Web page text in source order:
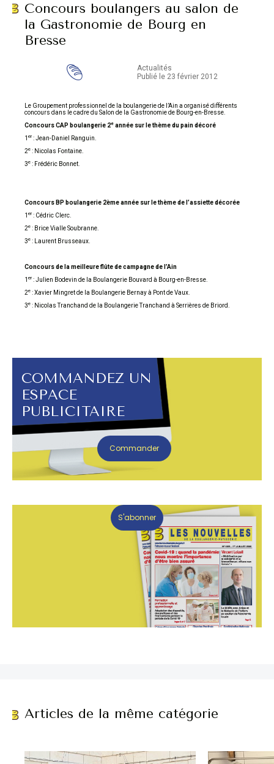
Concours boulangers au salon de
la Gastronomie de Bourg en
Bresse
Actualités
Publié le 23 février 2012
Le Groupement professionnel de la boulangerie de l’Ain a organisé différents
concours dans le cadre du Salon de la Gastronomie de Bourg-en-Bresse.
Concours CAP boulangerie 2e année sur le thème du pain décoré
1 er : Jean-Daniel Ranguin.
2e : Nicolas Fontaine.
3e : Frédéric Bonnet.
Concours BP boulangerie 2ème année sur le thème de l’assiette décorée
1 er : Cédric Clerc.
2e : Brice Vialle Soubranne.
3e : Laurent Brusseaux.
Concours de la meilleure flûte de campagne de l’Ain
1 er : Julien Bodevin de la Boulangerie Bouvard à Bourg-en-Bresse.
2e : Xavier Mingret de la Boulangerie Bernay à Pont de Vaux.
3e : Nicolas Tranchand de la Boulangerie Tranchand à Serrières de Briord.
COMMANDEZ UN
ESPACE
PUBLICITAIRE
Commander
S'abonner
Articles de la même catégorie